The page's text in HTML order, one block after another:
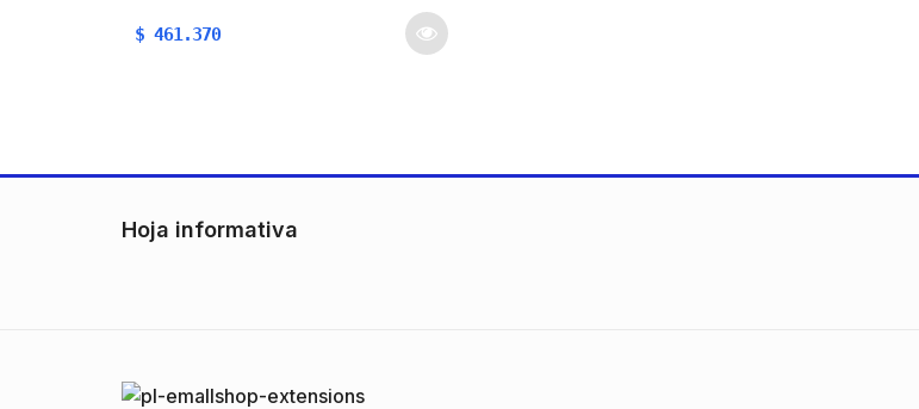
$ 461.370
Hoja informativa